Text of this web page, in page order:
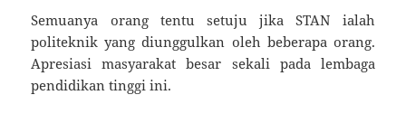
Semuanya orang tentu setuju jika STAN ialah
politeknik yang diunggulkan oleh beberapa orang.
Apresiasi masyarakat besar sekali pada lembaga
pendidikan tinggi ini.